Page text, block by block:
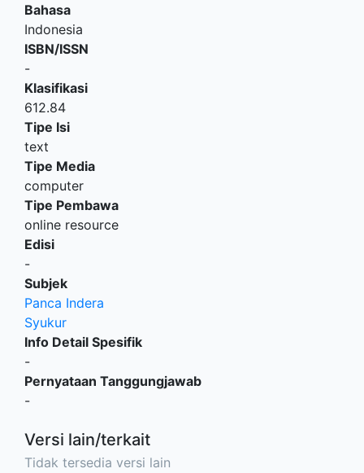
Bahasa
Indonesia
ISBN/ISSN
-
Klasifikasi
612.84
Tipe Isi
text
Tipe Media
computer
Tipe Pembawa
online resource
Edisi
-
Subjek
Panca Indera
Syukur
Info Detail Spesifik
-
Pernyataan Tanggungjawab
-
Versi lain/terkait
Tidak tersedia versi lain